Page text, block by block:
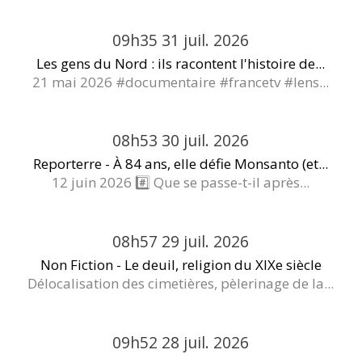
09h35 31 juil. 2026
Les gens du Nord : ils racontent l'histoire de...
21 mai 2026 #documentaire #francetv #lens...
08h53 30 juil. 2026
Reporterre - À 84 ans, elle défie Monsanto (et...
12 juin 2026 #️⃣ Que se passe-t-il après...
08h57 29 juil. 2026
Non Fiction - Le deuil, religion du XIXe siècle
Délocalisation des cimetières, pèlerinage de la...
09h52 28 juil. 2026